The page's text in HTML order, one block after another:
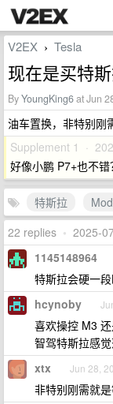
V2EX › Tesla
现在是买特
ByYoungKing6at Jun
油车置换，非特别刚
Supplement 1 ·
好像小鹏 P7+也不
特斯拉
22 replies • 2025-
1145148964
特斯拉会硬一段
hcynoby
喜欢操控 M3
智驾特斯拉感
xtx Jun 28,
非特别刚需就是